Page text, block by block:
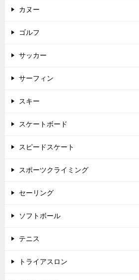
カヌー
ゴルフ
サッカー
サーフィン
スキー
スケートボード
スピードスケート
スポーツクライミング
セーリング
ソフトボール
テニス
トライアスロン